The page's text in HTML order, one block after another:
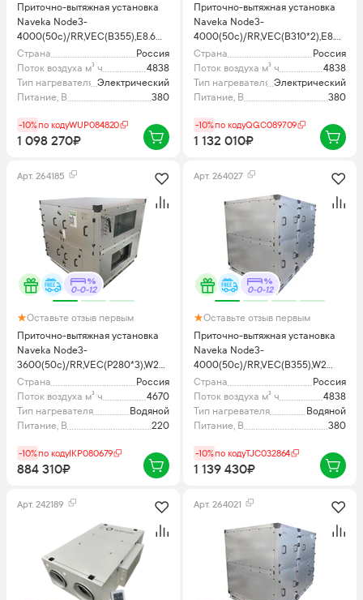
Приточно-вытяжная установка
Naveka Node3-
4000(50c)/RR,VEC(B355),E8.6
Vertical с пультом TS4
Страна
Россия
Поток воздуха м³ ч
4838
Тип нагревателя Электрический
Питание, В
380
-10%по кодуWUP084820
1 098 270₽
Приточно-вытяжная установка
Naveka Node3-
4000(50c)/RR,VEC(B310*2),E8.6
Classic с пультом TS4
Страна
Россия
Поток воздуха м³ ч
4838
Тип нагревателя Электрический
Питание, В
380
-10%по кодуQGC089709
1 132 010₽
Арт. 264185
0-0-12
Оставьте отзыв первым
Приточно-вытяжная установка
Naveka Node3-
3600(50c)/RR,VEC(P280*3),W2
Classic
Страна
Россия
Поток воздуха м³ ч
4670
Тип нагревателя
Водяной
Питание, В
220
-10%по кодуIKP080679
884 310₽
Арт. 264027
0-0-12
Оставьте отзыв первым
Приточно-вытяжная установка
Naveka Node3-
4000(50c)/RR,VEC(B355),W2
Vertical с пультом TS4
Страна
Россия
Поток воздуха м³ ч
4838
Тип нагревателя
Водяной
Питание, В
380
-10%по кодуTJC032864
1 139 430₽
Арт. 242189 Арт. 264021